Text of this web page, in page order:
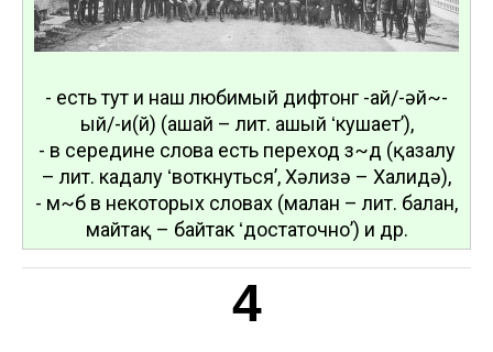
- есть тут и наш любимый дифтонг -ай/-әй~-
ый/-и(й) (ашай – лит. ашый ʻкушаетʼ),
- в середине слова есть переход з~д (қазалу
– лит. кадалу ʻвоткнутьсяʼ, Хәлизә – Халидә),
- м~б в некоторых словах (малан – лит. балан,
майтақ – байтак ʻдостаточноʼ) и др.
4